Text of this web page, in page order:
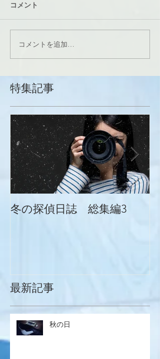
コメント
コメントを追加…
特集記事
冬の探偵日誌 総集編3
最新記事
秋の日